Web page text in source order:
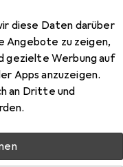
diese Daten darüber
Angebote zu zeigen,
gezielte Werbung auf
Apps anzuzeigen.
an Dritte und
RTV120
2 Regale
Produkt
& Entertainment-
Möbelgleiter +